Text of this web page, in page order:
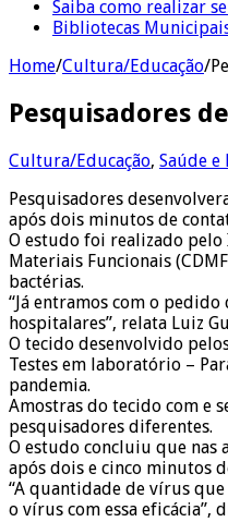
Saiba como realizar
Bibliotecas
Home/Cultura/Educação/
Pesquisadores
Cultura/Educação, Saúde e
Pesquisadores
após dois minutos de
O estudo foi realizado pelo
Materiais Funcionais
bactérias.
“Já entramos com o
hospitalares”, relata Luiz
O tecido desenvolvido
Testes em laboratório –
pandemia.
Amostras do tecido com e
pesquisadores diferentes.
O estudo concluiu que nas
após dois e cinco minutos
“A quantidade de vírus
o vírus com essa eficácia”,